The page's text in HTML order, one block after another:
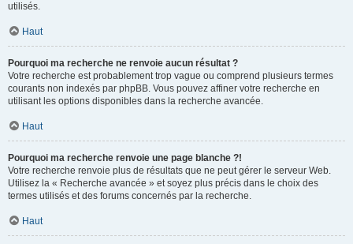
utilisés.
Haut
Pourquoi ma recherche ne renvoie aucun résultat ?
Votre recherche est probablement trop vague ou comprend plusieurs termes
courants non indexés par phpBB. Vous pouvez affiner votre recherche en
utilisant les options disponibles dans la recherche avancée.
Haut
Pourquoi ma recherche renvoie une page blanche ?!
Votre recherche renvoie plus de résultats que ne peut gérer le serveur Web.
Utilisez la « Recherche avancée » et soyez plus précis dans le choix des
termes utilisés et des forums concernés par la recherche.
Haut